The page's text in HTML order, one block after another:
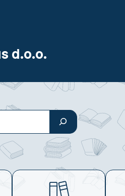
d.o.o.